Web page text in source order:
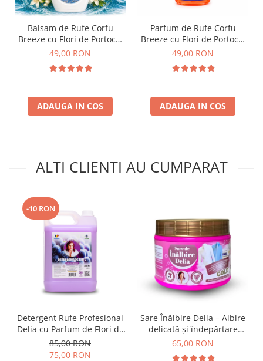
Balsam de Rufe Corfu
Breeze cu Flori de Portocal
by Delia 2L
49,00 RON
ADAUGA IN COS
Parfum de Rufe Corfu
Breeze cu Flori de Portocal
by Delia 200 ml
49,00 RON
ADAUGA IN COS
ALTI CLIENTI AU CUMPARAT
-10 RON
Detergent Rufe Profesional
Delia cu Parfum de Flori de
Struguri 5L
85,00 RON
75,00 RON
Sare Înălbire Delia – Albire
delicată și îndepărtare
eficientă a petelor 500 g
65,00 RON